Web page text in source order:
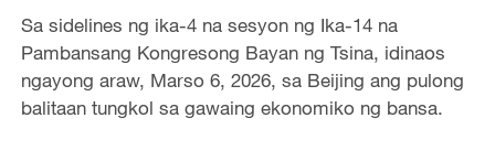
Sa sidelines ng ika-4 na sesyon ng Ika-14 na
Pambansang Kongresong Bayan ng Tsina, idinaos
ngayong araw, Marso 6, 2026, sa Beijing ang pulong
balitaan tungkol sa gawaing ekonomiko ng bansa.